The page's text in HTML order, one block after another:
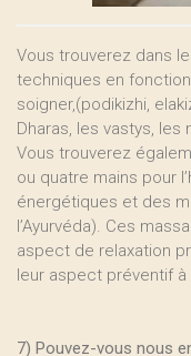
Vous trouverez dans
techniques en
soigner,(podikizhi,
Dharas, les vastys, les
Vous trouverez
ou quatre mains pour
énergétiques et des
l’Ayurvéda). Ces
aspect de relaxation
leur aspect préventif
7) Pouvez-vous nous